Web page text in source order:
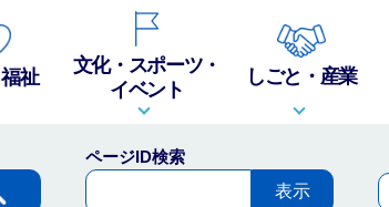
祉
文化・スポーツ・
イベント
しごと・産業
ページID検索